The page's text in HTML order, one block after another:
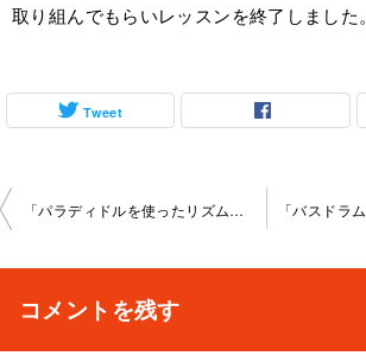
取り組んでもらいレッスンを終了しました。
Tweet
投
ビ
「パラディドルを使ったリズムパターン」本町教室 2023-02-12-­no0007-­1022
コメントを残す